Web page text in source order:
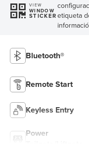
VIEW
WINDOW
STICKERetiqueta
Bluetooth®
Remote Start
Keyless Entry
Power